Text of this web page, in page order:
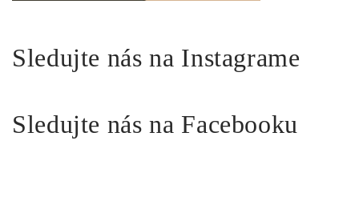
Sledujte nás na Instagrame
Sledujte nás na Facebooku